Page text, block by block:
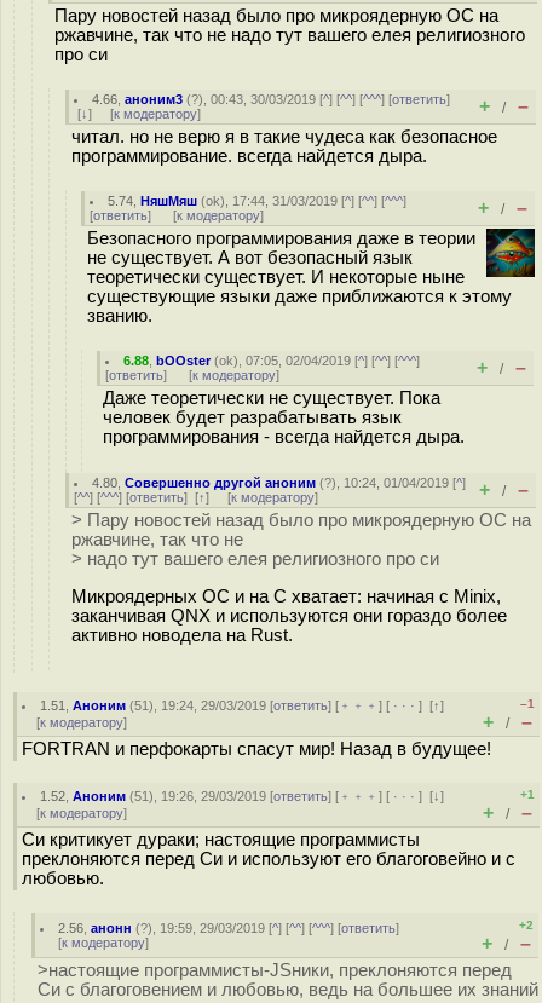
Пару новостей назад было про микроядерную ОС на
ржавчине, так что не надо тут вашего елея религиозного
про си
4.66 ,аноним3 (?), 00:43, 30/03/2019 [^] [^^] [^^^] [ответить]
[↓] [к модератору] + / –
читал. но не верю я в такие чудеса как безопасное
программирование. всегда найдется дыра.
5.74 ,НяшМяш (ok), 17:44, 31/03/2019 [^] [^^] [^^^]
[ответить] [к модератору] + / –
Безопасного программирования даже в теории
не существует. А вот безопасный язык
теоретически существует. И некоторые ныне
существующие языки даже приближаются к этому
званию.
6.88 ,bOOster(ok), 07:05, 02/04/2019 [^] [^^] [^^^]
[ответить] [к модератору] + / –
Даже теоретически не существует. Пока
человек будет разрабатывать язык
программирования - всегда найдется дыра.
4.80 ,Совершенно другой аноним (?), 10:24, 01/04/2019 [^]
[^^] [^^^] [ответить] [↑] [к модератору] + / –
> Пару новостей назад было про микроядерную ОС на
ржавчине, так что не
> надо тут вашего елея религиозного про си
Микроядерных ОС и на C хватает: начиная с Minix,
заканчивая QNX и используются они гораздо более
активно новодела на Rust.
1.51 ,Аноним (51), 19:24, 29/03/2019 [ответить] [ ﹢﹢﹢] [ · · ·][↑]
[к модератору]
–1
+ / –
FORTRAN и перфокарты спасут мир! Назад в будущее!
1.52 ,Аноним (51), 19:26, 29/03/2019 [ответить] [ ﹢﹢﹢] [ · · ·][↓]
[к модератору]
+1
+ / –
Си критикует дураки; настоящие программисты
преклоняются перед Си и используют его благоговейно и с
любовью.
2.56 ,анонн (?), 19:59, 29/03/2019 [^] [^^] [^^^] [ответить]
[к модератору]
+2
+ / –
>настоящие программисты-JSники, преклоняются перед
Си с благоговением и любовью, ведь на большее их знаний